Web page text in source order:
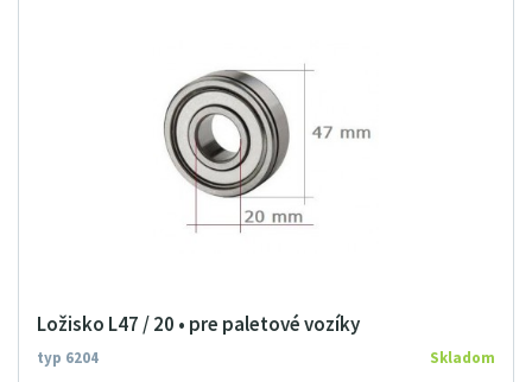
Ložisko L47 / 20 • pre paletové vozíky
typ 6204 Skladom